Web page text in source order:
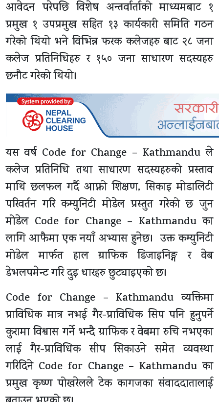
आवेदन परेपछि विशेष अन्तर्वार्ताको माध्यमबाट १
प्रमुख १ उपप्रमुख सहित १३ कार्यकारी समिति गठन
गरेको थियो भने विभिन्न फरक कलेजहरु बाट २८ जना
कलेज प्रतिनिधिहरु र १५० जना साधारण सदस्यहरु
छनौट गरेको थियो।
यस वर्ष Code for Change – Kathmandu ले
कलेज प्रतिनिधि तथा साधारण सदस्यहरुको प्रस्ताव
माथि छलफल गर्दै आफ्नो शिक्षण, सिकाइ मोडालिटी
परिवर्तन गरि कम्युनिटी मोडेल प्रस्तुत गरेको छ जुन
मोडेल Code for Change – Kathmandu का
लागि आफैमा एक नयाँ अभ्यास हुनेछ। उक्त कम्युनिटी
मोडेल मार्फत हाल ग्राफिक डिजाइनिङ्ग र वेब
डेभलपमेन्ट गरि दुइ धारहरु छुट्याइएको छ।
Code for Change – Kathmandu व्यक्तिमा
प्राविधिक मात्र नभई गैर-प्राविधिक सिप पनि हुनुपर्ने
कुरामा विश्वास गर्ने भन्दै ग्राफिक र वेबमा रुचि नभएका
लाई गैर-प्राविधिक सीप सिकाउने समेत व्यवस्था
गरिदिने Code for Change – Kathmandu का
प्रमुख कृष्ण पोखरेलले टेक कागजका संवाददातालाई